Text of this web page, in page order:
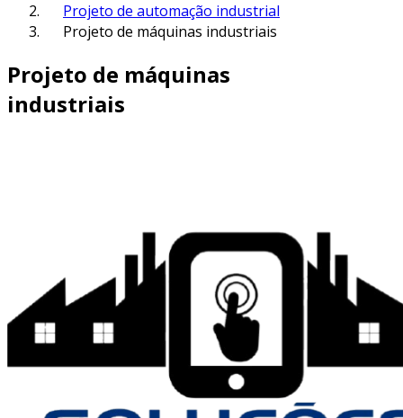
Projeto de automação industrial
Projeto de máquinas industriais
Projeto de máquinas
industriais